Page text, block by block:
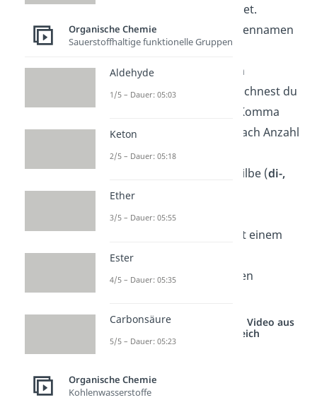
an dem sie sich befindet.
Ordne die Substituentennamen
nach dem Alphabet.
Bei mehreren gleichen
Substituenten kennzeichnest du
die Positionen durch Komma
getrennte Zahlen. Je nach Anzahl
fügst du griechische
Zahlenwörter als Vorsilbe (di-,
tri-, tetra-
Trenne Nummern und
Buchstaben immer mit einem
Bindestrich.
Schreibe nur den ersten
Studyflix vernetzt: Hier ein Video aus
einem anderen Bereich
Organische Chemie
Sauerstoffhaltige funktionelle Gruppen
Aldehyde
1/5 – Dauer: 05:03
Keton
2/5 – Dauer: 05:18
Ether
3/5 – Dauer: 05:55
Ester
4/5 – Dauer: 05:35
Carbonsäure
5/5 – Dauer: 05:23
Organische Chemie
Kohlenwasserstoffe